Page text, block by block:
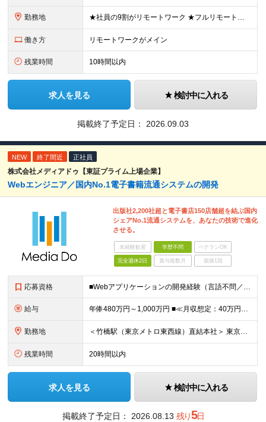
勤務地 ★社員の9割がリモートワーク ★フルリモート案件もあり ★地方からの応募も歓迎！／転居を伴う転勤なし 東京23区を中心としたプロジェクト先での勤務です。 ～～～～～～～～～～～ 【東京⇒地方へUタ
働き方 リモートワークがメイン
残業時間 10時間以内
求人を見る 検討中に入れる
掲載終了予定日： 2026.09.03
NEW 終了間近 正社員
株式会社メディアドゥ【東証プライム上場企業】
Webエンジニア／国内No.1電子書籍流通システムの開発
出版社2,200社超と電子書店150店舗超を結ぶ国内
シェアNo.1流通システムを、あなたの技術で進化
させる。
未経験歓迎 学歴不問 ベテランOK
完全週休2日 賞与複数月 面接1回
応募資格 ■Webアプリケーションの開発経験（言語不問／目安1年以上） ※Java, PHP, Ruby, Python, Goなど、いずれかの言語でWEB開発経験があればOKです。 ■学歴不問 □複数名採用
給与 年俸480万円～1,000万円 ■≪月収想定：40万円～83万円≫ ・担当いただく業務範囲やマネジメントの有無など、役割に応じて決定します ・年俸額を12分割し、毎月支給します ・試用期間3カ月あり
勤務地 ＜竹橋駅（東京メトロ東西線）直結本社＞ 東京都千代田区一ツ橋一丁目1番1号パレスサイドビル5F・8F （変更の範囲）上記を除く当社関連勤務地
残業時間 20時間以内
求人を見る 検討中に入れる
掲載終了予定日： 2026.08.13 残り5日